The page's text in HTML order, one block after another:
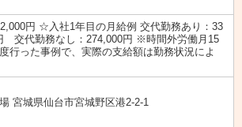
円 ☆入社1年目の月給例 交代勤務あり：33
交代勤務なし：274,000円 ※時間外労働月15
行った事例で、実際の支給額は勤務状況によ
宮城県仙台市宮城野区港2-2-1